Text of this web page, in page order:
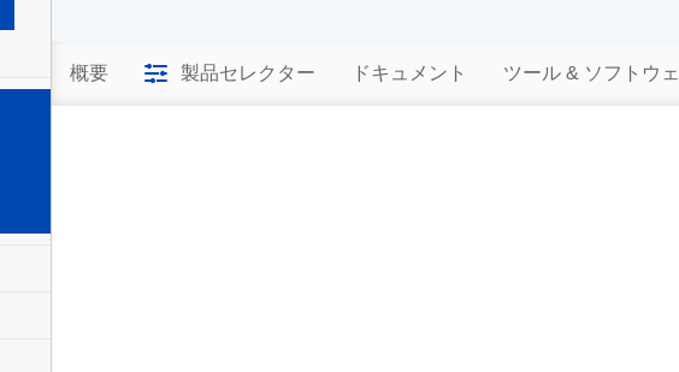
概要 製品セレクター ドキュメント ツール & ソフトウ